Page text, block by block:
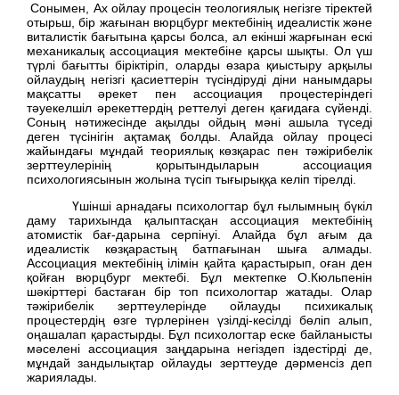
Сонымен, Ах ойлау процесін теологиялық негізге тіректей
отырьш, бір жағынан вюрцбург мектебінің идеалистік және
виталистік бағытына қарсы болса, ал екінші жарғынан ескі
механикалық ассоциация мектебіне қарсы шықты. Ол үш
түрлі бағытты біріктіріп, оларды өзара қиыстыру арқылы
ойлаудың негізгі қасиеттерін түсіндіруді діни нанымдары
мақсатты әрекет пен ассоциация процестеріндегі
тәуекелшіл әрекеттердің реттелуі деген қағидаға сүйенді.
Соның нәтижесінде ақылды ойдың мәні ашыла түседі
деген түсінігін ақтамақ болды. Алайда ойлау процесі
жайындағы мұндай теориялық көзқарас пен тәжірибелік
зерттеулерінің қорытындыларын ассоциация
психологиясынын жолына түсіп тығырыққа келіп тірелді.
Үшінші арнадағы психологтар бұл ғылымның бүкіл
даму тарихында қалыптасқан ассоциация мектебінің
атомистік бағ-дарына серпінуі. Алайда бұл ағым да
идеалистік көзқарастың батпағынан шыға алмады.
Ассоциация мектебінің ілімін қайта қарастырып, оған ден
қойған вюрцбург мектебі. Бұл мектепке О.Кюльпенін
шәкірттері бастаған бір топ психологтар жатады. Олар
тәжірибелік зерттеулерінде ойлауды психикалық
процестердің өзге түрлерінен үзілді-кесілді бөліп алып,
оңашалап қарастырды. Бұл психологтар еске байланысты
мәселені ассоциация заңдарына негіздеп іздестірді де,
мұндай зандылықтар ойлауды зерттеуде дәрменсіз деп
жариялады.